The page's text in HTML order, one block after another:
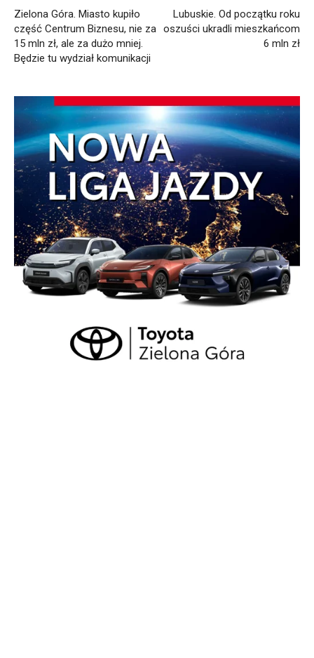
Zielona Góra. Miasto kupiło
część Centrum Biznesu, nie za
15 mln zł, ale za dużo mniej.
Będzie tu wydział komunikacji
Lubuskie. Od początku roku
oszuści ukradli mieszkańcom
6 mln zł